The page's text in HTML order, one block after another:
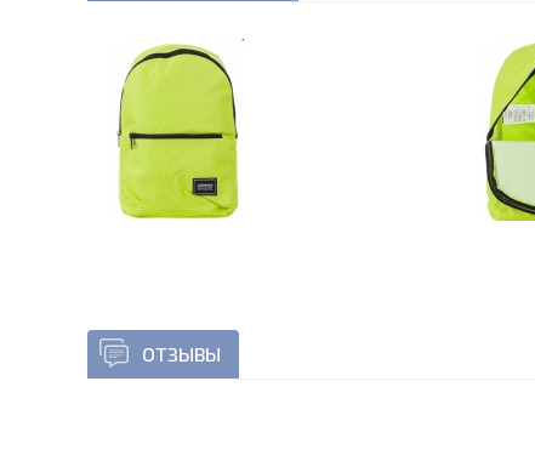
ОТЗЫВЫ